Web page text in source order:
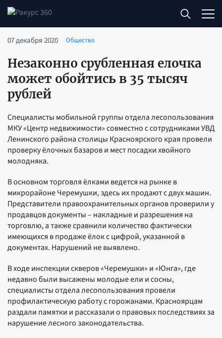
07 декабря 2020 Общество
Незаконно срубленная елочка
может обойтись в 35 тысяч
рублей
Специалисты мобильной группы отдела лесопользования
МКУ «Центр недвижимости» совместно с сотрудниками УВД
Ленинского района столицы Красноярского края провели
проверку ёлочных базаров и мест посадки хвойного
молодняка.
В основном торговля ёлками ведется на рынке в
микрорайоне Черемушки, здесь их продают с двух машин.
Представители правоохранительных органов проверили у
продавцов документы – накладные и разрешения на
торговлю, а также сравнили количество фактически
имеющихся в продаже ёлок с цифрой, указанной в
документах. Нарушений не выявлено.
В ходе инспекции скверов «Черемушки» и «Юнга», где
недавно были высажены молодые ели и сосны,
специалисты отдела лесопользования провели
профилактическую работу с горожанами. Красноярцам
раздали памятки и рассказали о правовых последствиях за
нарушение лесного законодательства.